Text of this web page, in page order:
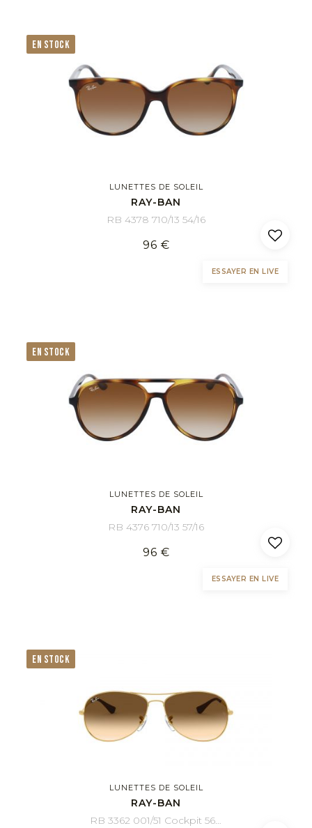
EN STOCK
LUNETTES DE SOLEIL
RAY-BAN
RB 4378 710/13 54/16
96 €
ESSAYER EN LIVE
EN STOCK
LUNETTES DE SOLEIL
RAY-BAN
RB 4376 710/13 57/16
96 €
ESSAYER EN LIVE
EN STOCK
LUNETTES DE SOLEIL
RAY-BAN
RB 3362 001/51 Cockpit 56/14